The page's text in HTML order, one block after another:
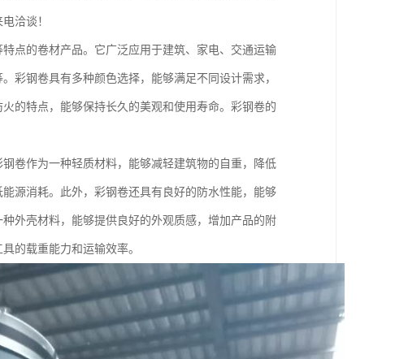
洽谈！
点的卷材产品。它广泛应用于建筑、家电、交通运输
彩钢卷具有多种颜色选择，能够满足不同设计需求，
的特点，能够保持长久的美观和使用寿命。彩钢卷的
卷作为一种轻质材料，能够减轻建筑物的自重，降低
源消耗。此外，彩钢卷还具有良好的防水性能，能够
外壳材料，能够提供良好的外观质感，增加产品的附
的载重能力和运输效率。